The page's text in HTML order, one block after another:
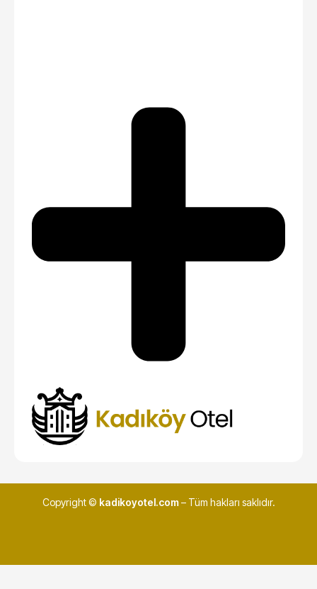
Copyright © kadikoyotel.com– Tüm hakları saklıdır.